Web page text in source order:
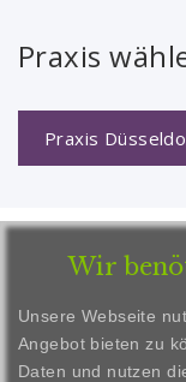
Praxis
Praxis
Startseite
Kosten
Wir
Unsere Webseite
Angebot bieten zu
Daten und nutzen